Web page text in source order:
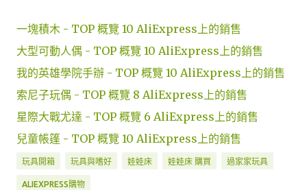
一塊積木 - TOP 概覽 10 AliExpress上的銷售
大型可動人偶 - TOP 概覽 10 AliExpress上的銷售
我的英雄學院手辦 - TOP 概覽 10 AliExpress上的銷售
索尼子玩偶 - TOP 概覽 8 AliExpress上的銷售
星際大戰尤達 - TOP 概覽 6 AliExpress上的銷售
兒童帳篷 - TOP 概覽 10 AliExpress上的銷售
玩具開箱 玩具與嗜好 娃娃床 娃娃床 購買 過家家玩具
ALIEXPRESS購物